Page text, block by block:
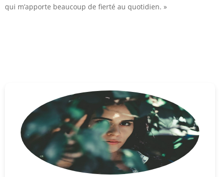
qui m’apporte beaucoup de fierté au quotidien. »